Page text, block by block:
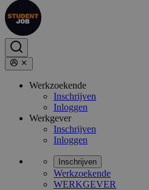
Werkzoekende
Inschrijven
Inloggen
Werkgever
Inschrijven
Inloggen
Inschrijven
Werkzoekende
WERKGEVER